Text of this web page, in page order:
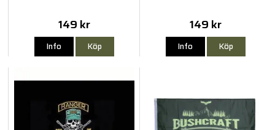
149 kr
Info Köp
149 kr
Info Köp